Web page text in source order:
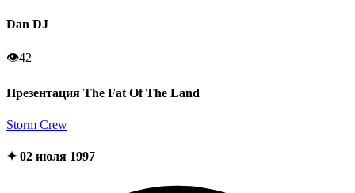
Dan DJ
👁42
Презентация The Fat Of The Land
Storm Crew
✦ 02 июля 1997